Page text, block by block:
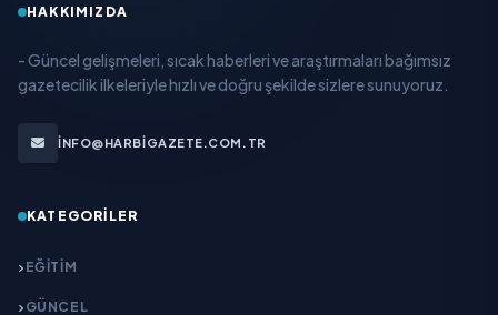
HAKKIMIZDA
- Güncel gelişmeleri, sıcak haberleri ve araştırmaları bağımsız
gazetecilik ilkeleriyle hızlı ve doğru şekilde sizlere sunuyoruz.
INFO@HARBIGAZETE.COM.TR
KATEGORILER
EĞITIM
GÜNCEL